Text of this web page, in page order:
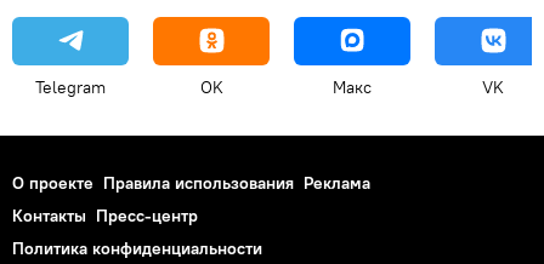
Telegram OK Макс VK
О проекте Правила использования Реклама
Контакты Пресс-центр
Политика конфиденциальности